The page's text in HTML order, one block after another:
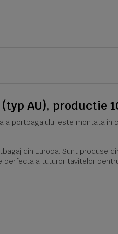
AU), productie
a portbagajului este montata
din Europa. Sunt produse
perfecta a tuturor tavitelor